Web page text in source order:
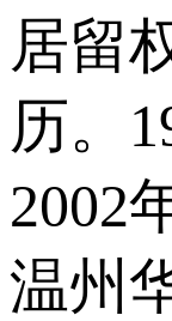
居留
历。
2002
温州